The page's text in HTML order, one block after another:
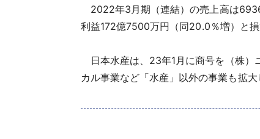
2022年3月期（連結）の売上高は
利益172億7500万円（同20.0％増）と
日本水産は、23年1月に商号を（株）
カル事業など「水産」以外の事業も拡大